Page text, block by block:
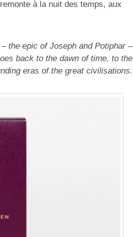
à la nuit des temps, aux
the epic of Joseph and Potiphar –
back to the dawn of time, to the
eras of the great civilisations.